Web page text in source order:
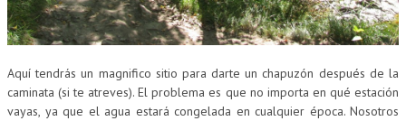
Aquí tendrás un magnifico sitio para darte un chapuzón después de la
caminata (si te atreves). El problema es que no importa en qué estación
vayas, ya que el agua estará congelada en cualquier época. Nosotros